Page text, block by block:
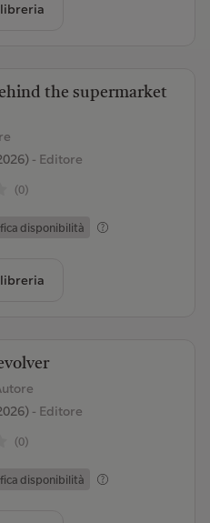
the supermarket
- Editore
(0)
disponibilità
- Editore
(0)
disponibilità